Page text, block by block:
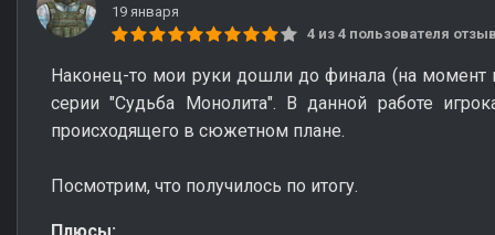
19 января
4 из 4 пользователя
Наконец-то мои руки дошли до финала (на момент
серии "Судьба Монолита". В данной работе
происходящего в сюжетном плане.
Посмотрим, что получилось по итогу.